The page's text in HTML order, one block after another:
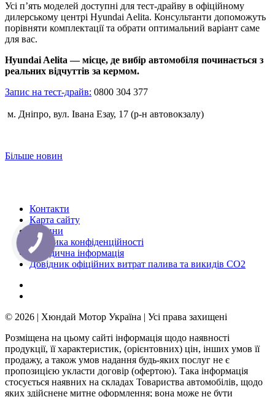
Усі п’ять моделей доступні для тест-драйву в офіційному
дилерському центрі Hyundai Aelita. Консультанти допоможуть
порівняти комплектації та обрати оптимальний варіант саме
для вас.
Hyundai Aelita — місце, де вибір автомобіля починається з
реальних відчуттів за кермом.
Запис на тест-драйв: 0800 304 377
м. Дніпро, вул. Івана Езау, 17 (р-н автовокзалу)
Більше новин
Контакти
Карта сайту
Новини
Політика конфіденційності
Юридична інформація
Довідник офіційних витрат палива та викидів СО2
© 2026 | Хюндай Мотор Україна | Усі права захищені
Розміщена на цьому сайті інформація щодо наявності
продукції, її характеристик, (орієнтовних) цін, інших умов її
продажу, а також умов надання будь-яких послуг не є
пропозицією укласти договір (офертою). Така інформація
стосується наявних на складах Товариства автомобілів, щодо
яких здійснене митне оформлення; вона може не бути
КНОПКА
ЗВ'ЯЗКУ